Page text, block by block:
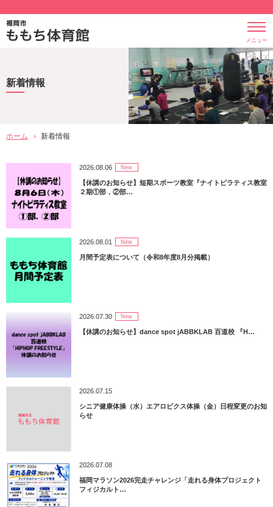
メニュー
新着情報
ホーム › 新着情報
2026.08.06 New
【休講のお知らせ】短期スポーツ教室『ナイトピラティス教室
２期①部，②部…
2026.08.01 New
月間予定表について（令和8年度8月分掲載）
2026.07.30 New
【休講のお知らせ】dance spot jABBKLAB 百道校 『H…
2026.07.15
シニア健康体操（水）エアロビクス体操（金）日程変更のお知
らせ
2026.07.08
福岡マラソン2026完走チャレンジ「走れる身体プロジェクト
フィジカルト…